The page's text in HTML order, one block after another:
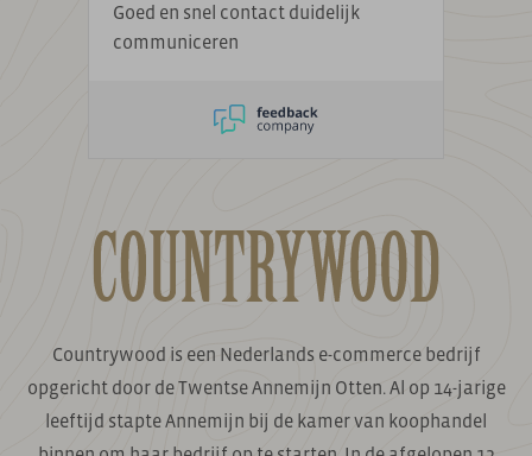
Countrywood is een Nederlands e-commerce bedrijf
opgericht door de Twentse Annemijn Otten. Al op 14-jarige
leeftijd stapte Annemijn bij de kamer van koophandel
Goed en snel contact duidelijk
communiceren